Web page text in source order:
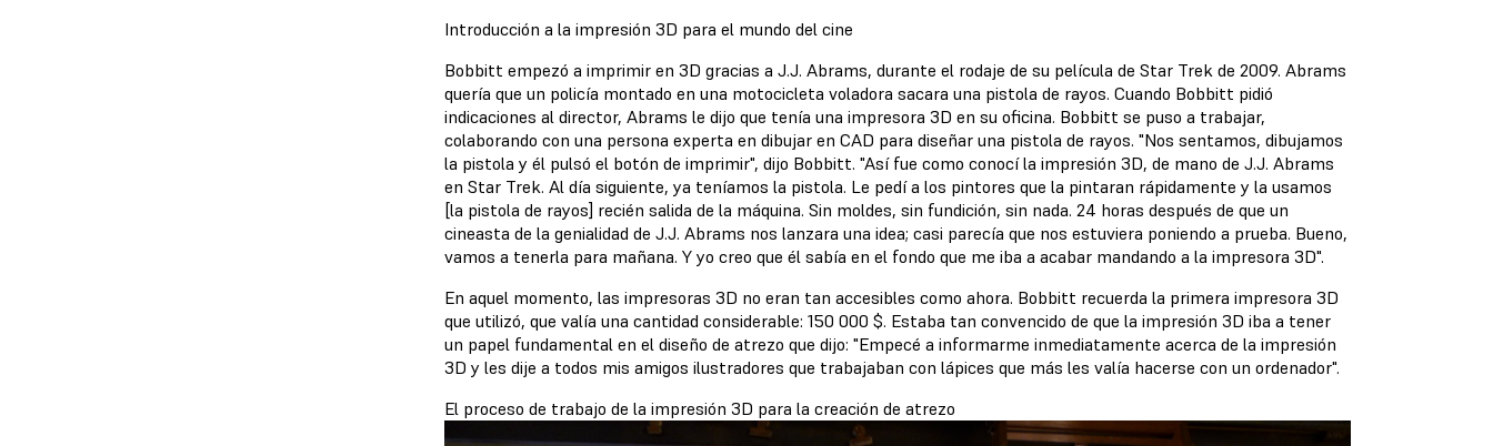
Introducción a la impresión 3D para el mundo del cine
Bobbitt empezó a imprimir en 3D gracias a J.J. Abrams, durante el rodaje de su película de Star Trek de 2009. Abrams
quería que un policía montado en una motocicleta voladora sacara una pistola de rayos. Cuando Bobbitt pidió
indicaciones al director, Abrams le dijo que tenía una impresora 3D en su oficina. Bobbitt se puso a trabajar,
colaborando con una persona experta en dibujar en CAD para diseñar una pistola de rayos. "Nos sentamos, dibujamos
la pistola y él pulsó el botón de imprimir", dijo Bobbitt. "Así fue como conocí la impresión 3D, de mano de J.J. Abrams
en Star Trek. Al día siguiente, ya teníamos la pistola. Le pedí a los pintores que la pintaran rápidamente y la usamos
[la pistola de rayos] recién salida de la máquina. Sin moldes, sin fundición, sin nada. 24 horas después de que un
cineasta de la genialidad de J.J. Abrams nos lanzara una idea; casi parecía que nos estuviera poniendo a prueba. Bueno,
vamos a tenerla para mañana. Y yo creo que él sabía en el fondo que me iba a acabar mandando a la impresora 3D".
En aquel momento, las impresoras 3D no eran tan accesibles como ahora. Bobbitt recuerda la primera impresora 3D
que utilizó, que valía una cantidad considerable: 150 000 $. Estaba tan convencido de que la impresión 3D iba a tener
un papel fundamental en el diseño de atrezo que dijo: "Empecé a informarme inmediatamente acerca de la impresión
3D y les dije a todos mis amigos ilustradores que trabajaban con lápices que más les valía hacerse con un ordenador".
El proceso de trabajo de la impresión 3D para la creación de atrezo